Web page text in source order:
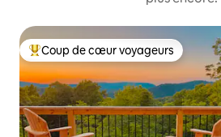
Coups de cœur voyageurs les plus
Coup de cœur voyageurs